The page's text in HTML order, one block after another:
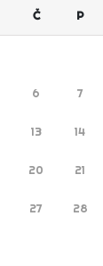
Č P
6 7
13 14
20 21
27 28